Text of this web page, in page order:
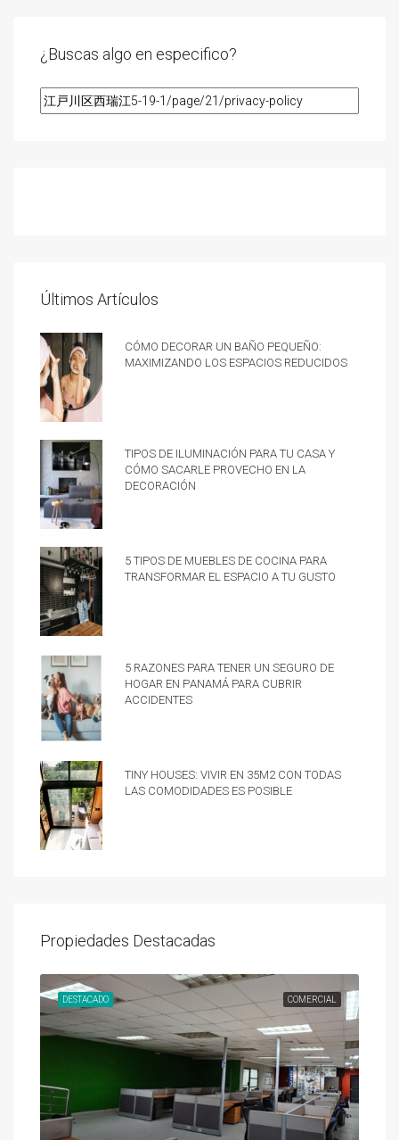
¿Buscas algo en especifico?
Últimos Artículos
Cómo decorar un baño pequeño:
Maximizando los espacios reducidos
Tipos de iluminación para tu casa y
cómo sacarle provecho en la
decoración
5 tipos de muebles de cocina para
transformar el espacio a tu gusto
5 razones para tener un Seguro de
hogar en Panamá para cubrir
accidentes
Tiny Houses: vivir en 35m2 con todas
las comodidades es posible
Propiedades Destacadas
COMERCIAL
DESTACADO